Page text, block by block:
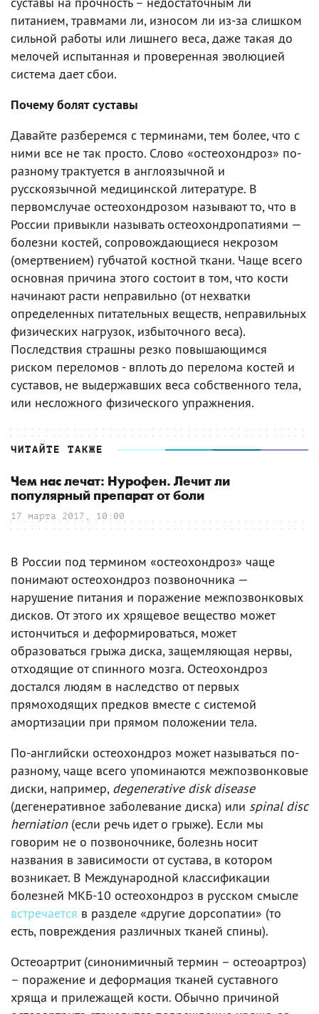
питанием, травмами ли, износом ли из-за слишком
сильной работы или лишнего веса, даже такая до
мелочей испытанная и проверенная эволюцией
система дает сбои.
Почему болят суставы
Давайте разберемся с терминами, тем более, что с
ними все не так просто. Cлово «остеохондроз» по-
разному трактуется в англоязычной и
русскоязычной медицинской литературе. В
первомслучае остеохондрозом называют то, что в
России привыкли называть остеохондропатиями —
болезни костей, сопровождающиеся некрозом
(омертвением) губчатой костной ткани. Чаще всего
основная причина этого состоит в том, что кости
начинают расти неправильно (от нехватки
определенных питательных веществ, неправильных
физических нагрузок, избыточного веса).
Последствия страшны резко повышающимся
риском переломов - вплоть до перелома костей и
суставов, не выдержавших веса собственного тела,
или несложного физического упражнения.
ЧИТАЙТЕ ТАКЖЕ
Чем нас лечат: Нурофен. Лечит ли
популярный препарат от боли
17 марта 2017, 10:00
В России под термином «остеохондроз» чаще
понимают остеохондроз позвоночника —
нарушение питания и поражение межпозвонковых
дисков. От этого их хрящевое вещество может
истончиться и деформироваться, может
образоваться грыжа диска, защемляющая нервы,
отходящие от спинного мозга. Остеохондроз
достался людям в наследство от первых
прямоходящих предков вместе с системой
амортизации при прямом положении тела.
По-английски остеохондроз может называться по-
разному, чаще всего упоминаются межпозвонковые
диски, например, degenerative disk disease
(дегенеративное заболевание диска) или spinal disc
herniation(если речь идет о грыже). Если мы
говорим не о позвоночнике, болезнь носит
названия в зависимости от сустава, в котором
возникает. В Международной классификации
болезней МКБ-10 остеохондроз в русском смысле
встречается в разделе «другие дорсопатии» (то
есть, повреждения различных тканей спины).
Остеоартрит (синонимичный термин – остеоартроз)
– поражение и деформация тканей суставного
хряща и прилежащей кости. Обычно причиной